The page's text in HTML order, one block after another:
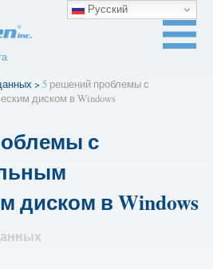
>5 решений проблемы с
диском в Windows
с
диском в Windows
Русский